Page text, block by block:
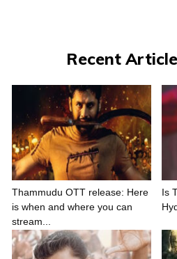
Recent
Thammudu OTT release: Here
is when and where you can
stream...
Is